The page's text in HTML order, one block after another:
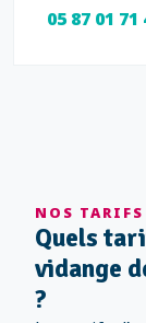
05 87 01 71
NOS TARIFS
Quels
vidange
?